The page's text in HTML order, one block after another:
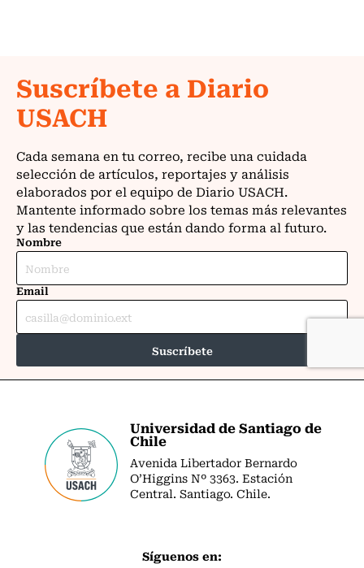
Universidad de Santiago de
Chile
Avenida Libertador Bernardo
O’Higgins Nº 3363. Estación
Central. Santiago. Chile.
Síguenos en: